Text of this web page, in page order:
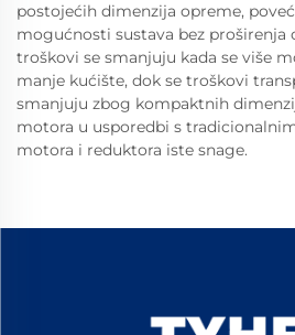
postojećih dimenzija opreme,
mogućnosti sustava bez proširenja
troškovi se smanjuju kada se više
manje kućište, dok se troškovi
smanjuju zbog kompaktnih
motora u usporedbi s
motora i reduktora iste snage.